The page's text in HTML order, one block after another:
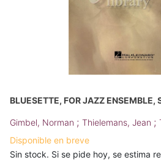
BLUESETTE, FOR JAZZ ENSEMBLE,
Gimbel, Norman ; Thielemans, Jean ;
Disponible en breve
Sin stock. Si se pide hoy, se estima